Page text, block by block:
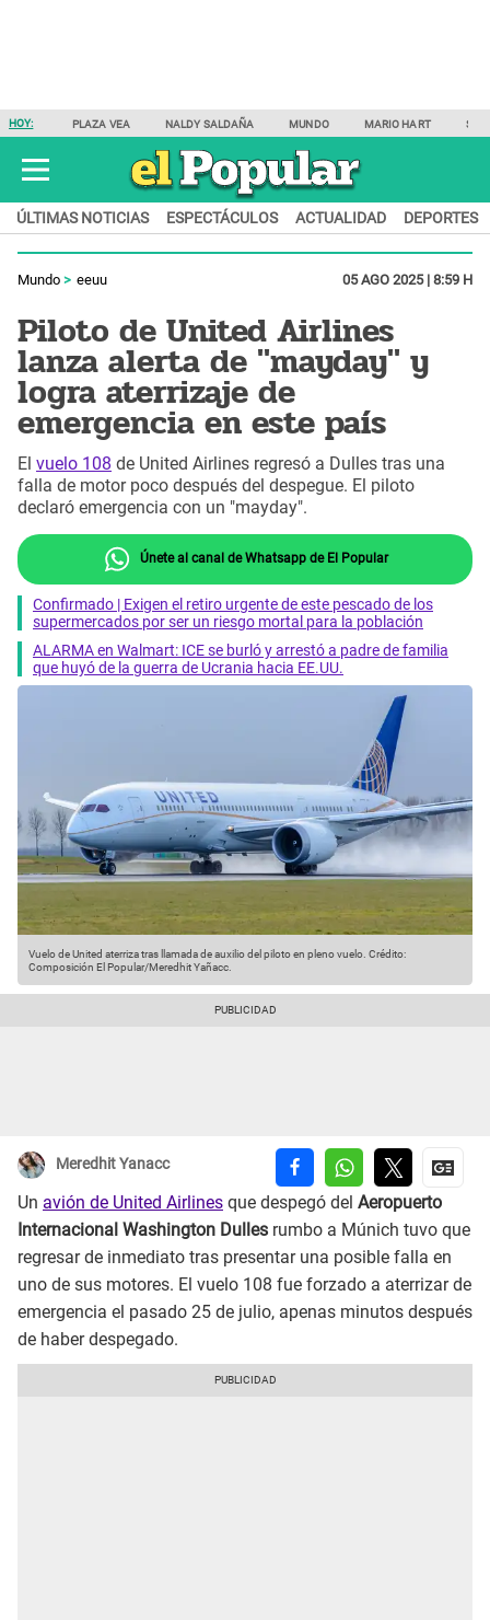
HOY: PLAZA VEA NALDY SALDAÑA MUNDO MARIO HART
ÚLTIMAS NOTICIAS ESPECTÁCULOS ACTUALIDAD DEPORTES
Mundo eeuu 05 AGO 2025 | 8:59 H
Piloto de United Airlines
lanza alerta de "mayday" y
logra aterrizaje de
emergencia en este país
El vuelo 108 de United Airlines regresó a Dulles tras una
falla de motor poco después del despegue. El piloto
declaró emergencia con un "mayday".
Únete al canal de Whatsapp de El Popular
Confirmado | Exigen el retiro urgente de este pescado de los
supermercados por ser un riesgo mortal para la población
ALARMA en Walmart: ICE se burló y arrestó a padre de familia
que huyó de la guerra de Ucrania hacia EE.UU.
Vuelo de United aterriza tras llamada de auxilio del piloto en pleno vuelo. Crédito:
Composición El Popular/Meredhit Yañacc.
Meredhit Yanacc
Un avión de United Airlines que despegó del Aeropuerto
Internacional Washington Dulles rumbo a Múnich tuvo que
regresar de inmediato tras presentar una posible falla en
uno de sus motores. El vuelo 108 fue forzado a aterrizar de
emergencia el pasado 25 de julio, apenas minutos después
de haber despegado.